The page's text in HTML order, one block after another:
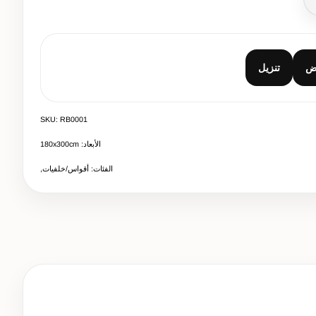
تنزيل
SKU: RB0001
الأبعاد: 180x300cm
الفئات: أقواس/خلفيات,